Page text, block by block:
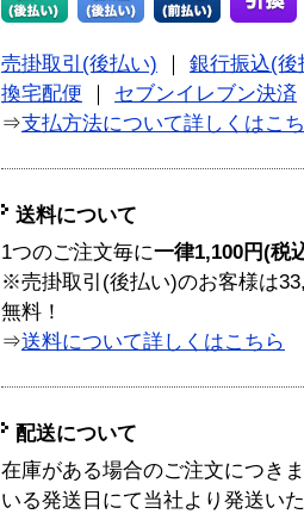
売掛取引(後払い)
銀行振込(後
換宅配便
セブンイレブン決済
⇒支払方法について詳しくはこ
送料について
1つのご注文毎に一律1,100円(税
※売掛取引(後払い)のお客様は
無料！
⇒送料について詳しくはこちら
配送について
在庫がある場合のご注文につき
いる発送日にて当社より発送い